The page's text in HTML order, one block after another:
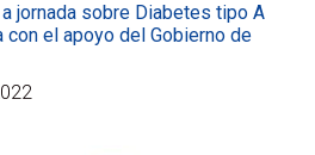
jornada sobre Diabetes tipo A
el apoyo del Gobierno de